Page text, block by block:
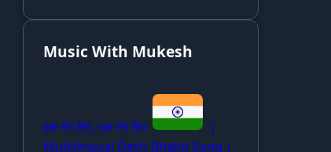
Music With Mukesh
एक रंग तेरा, एक रंग मेरा
|
Multilingual Desh Bhakti Song |